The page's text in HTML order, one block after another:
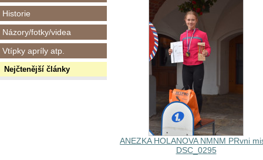
Historie
Názory/fotky/videa
Vtípky apríly atp.
Nejčtenější články
ANEZKA HOLANOVA NMNM PRvni
DSC_0295